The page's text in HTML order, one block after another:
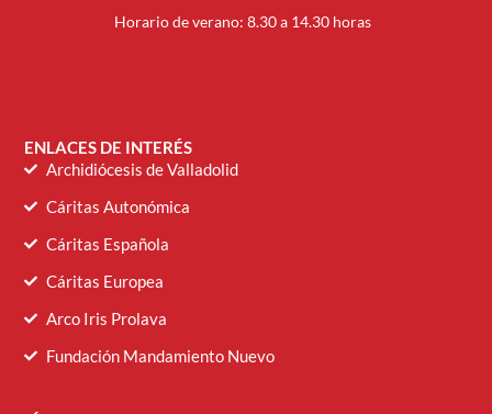
Horario de verano: 8.30 a 14.30 horas
ENLACES DE INTERÉS
Archidiócesis de Valladolid
Cáritas Autonómica
Cáritas Española
Cáritas Europea
Arco Iris Prolava
Fundación Mandamiento Nuevo